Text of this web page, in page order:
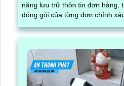
năng lưu trữ thôn tin đơn hàng,
đóng gói của từng đơn chính